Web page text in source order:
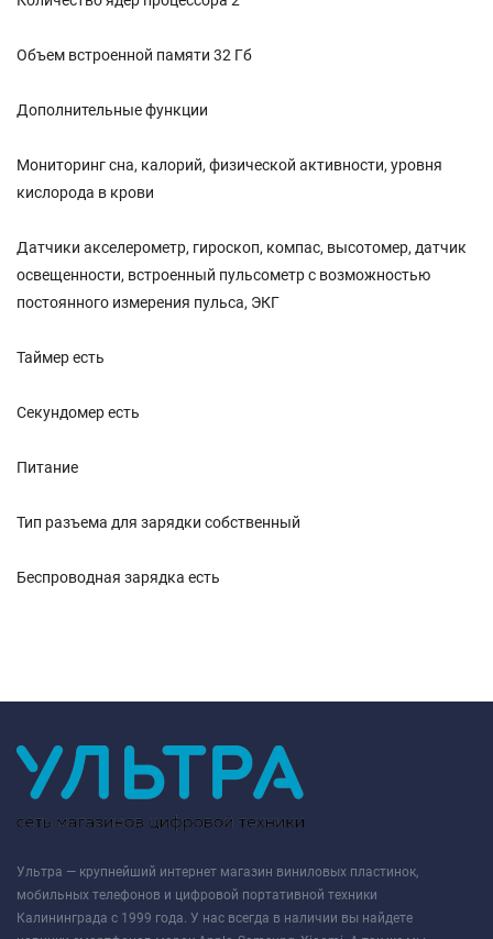
Объем встроенной памяти 32 Гб
Дополнительные функции
Мониторинг сна, калорий, физической активности, уровня
кислорода в крови
Датчики акселерометр, гироскоп, компас, высотомер, датчик
освещенности, встроенный пульсометр с возможностью
постоянного измерения пульса, ЭКГ
Таймер есть
Секундомер есть
Питание
Тип разъема для зарядки собственный
Беспроводная зарядка есть
Ультра — крупнейший интернет магазин виниловых пластинок,
мобильных телефонов и цифровой портативной техники
Калининграда с 1999 года. У нас всегда в наличии вы найдете